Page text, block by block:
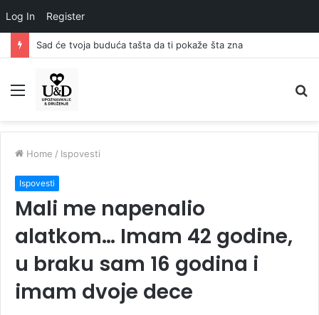
Log In Register
Sad će tvoja buduća tašta da ti pokaže šta zna
Menu
Home / Ispovesti
Ispovesti
Mali me napenalio
alatkom… Imam 42 godine,
u braku sam 16 godina i
imam dvoje dece